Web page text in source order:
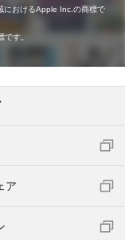
におけるApple Inc.の商標で
す。
ア